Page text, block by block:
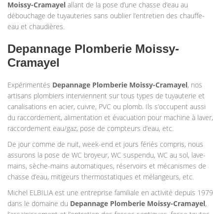
Moissy-Cramayel allant de la pose d’une chasse d’eau au
débouchage de tuyauteries sans oublier l’entretien des chauffe-
eau et chaudières.
Depannage Plomberie Moissy-
Cramayel
Expérimentés Depannage Plomberie Moissy-Cramayel, nos
artisans plombiers interviennent sur tous types de tuyauterie et
canalisations en acier, cuivre, PVC ou plomb. Ils s’occupent aussi
du raccordement, alimentation et évacuation pour machine à laver,
raccordement eau/gaz, pose de compteurs d’eau, etc.
De jour comme de nuit, week-end et jours fériés compris, nous
assurons la pose de WC broyeur, WC suspendu, WC au sol, lave-
mains, sèche-mains automatiques, réservoirs et mécanismes de
chasse d’eau, mitigeurs thermostatiques et mélangeurs, etc.
Michel ELBILIA est une entreprise familiale en activité depuis 1979
dans le domaine du Depannage Plomberie Moissy-Cramayel,